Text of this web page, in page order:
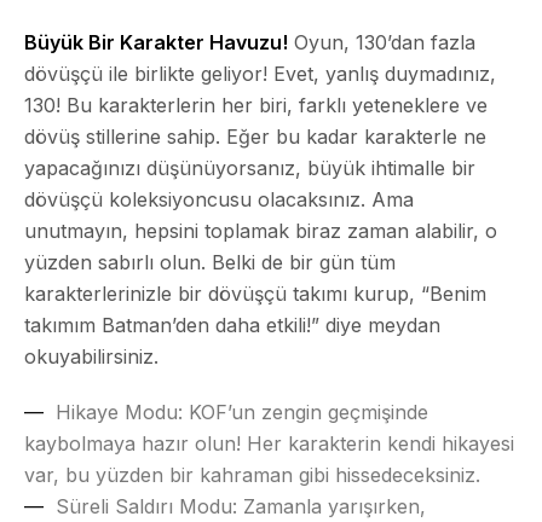
Büyük Bir Karakter Havuzu! Oyun, 130’dan fazla
dövüşçü ile birlikte geliyor! Evet, yanlış duymadınız,
130! Bu karakterlerin her biri, farklı yeteneklere ve
dövüş stillerine sahip. Eğer bu kadar karakterle ne
yapacağınızı düşünüyorsanız, büyük ihtimalle bir
dövüşçü koleksiyoncusu olacaksınız. Ama
unutmayın, hepsini toplamak biraz zaman alabilir, o
yüzden sabırlı olun. Belki de bir gün tüm
karakterlerinizle bir dövüşçü takımı kurup, “Benim
takımım Batman’den daha etkili!” diye meydan
okuyabilirsiniz.
Hikaye Modu: KOF’un zengin geçmişinde
kaybolmaya hazır olun! Her karakterin kendi hikayesi
var, bu yüzden bir kahraman gibi hissedeceksiniz.
Süreli Saldırı Modu: Zamanla yarışırken,